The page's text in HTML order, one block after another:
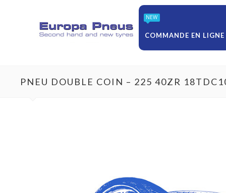
NEW
COMMANDE EN LIGNE
PNEU DOUBLE COIN – 225 40ZR